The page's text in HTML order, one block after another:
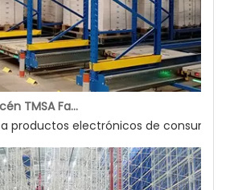
Proyecto de almacén TMSA Factory E7
productos electrónicos de consumo,